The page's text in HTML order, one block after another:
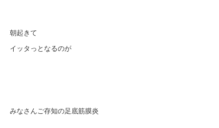
朝起きて
イッタっとなるのが
みなさんご存知の足底筋膜炎